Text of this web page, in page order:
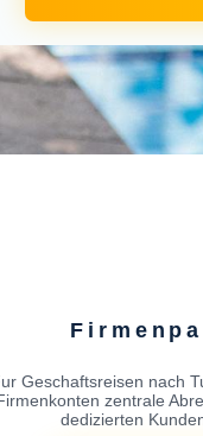
Geschaftsreisen nach
zentrale
dedizierten